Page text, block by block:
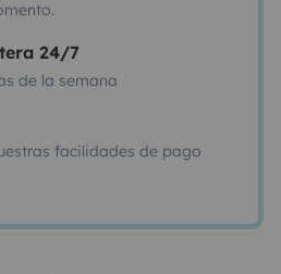
24/7
de la semana
facilidades de pago